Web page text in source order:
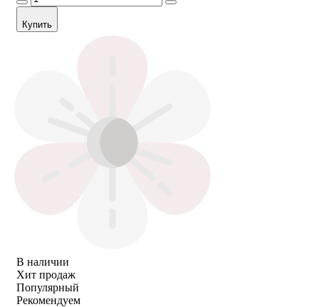
Купить
В наличии
Хит продаж
Популярный
Рекомендуем